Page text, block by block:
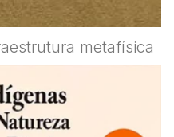
metafísica